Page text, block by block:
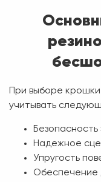
При выборе
учитывать
Надежное
Упругость
Обеспечение